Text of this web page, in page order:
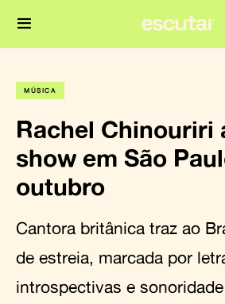
MÚSICA
Rachel Chinouriri
show em São
outubro
Cantora britânica traz ao
de estreia, marcada por
introspectivas e